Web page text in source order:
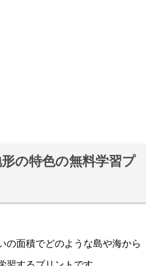
の特色の無料学習プ
の面積でどのような島や海から